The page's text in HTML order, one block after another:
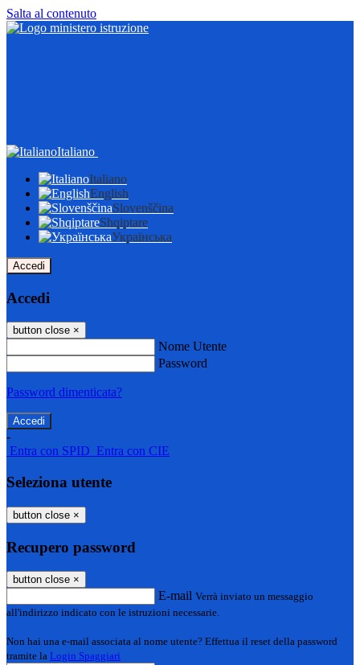
Salta al contenuto
Italiano
Italiano
English
Slovenščina
Shqiptare
Українська
Accedi
Accedi
button close ×
Nome Utente
Password
Password dimenticata?
-
Entra con SPID Entra con CIE
Seleziona utente
button close ×
Recupero password
button close ×
E-mail Verrà inviato un messaggio
all'indirizzo indicato con le istruzioni necessarie.
Non hai una e-mail associata al nome utente? Effettua il reset della password
tramite la Login Spaggiari